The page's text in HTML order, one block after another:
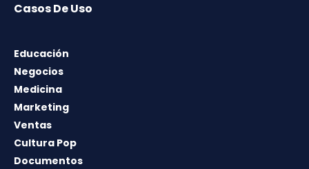
Casos De Uso
Educación
Negocios
Medicina
Marketing
Ventas
Cultura Pop
Documentos